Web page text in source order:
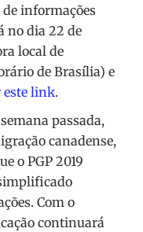
informações
no dia 22 de
local de
de Brasília) e
este link.
passada,
canadense,
o PGP 2019
Com o
continuará